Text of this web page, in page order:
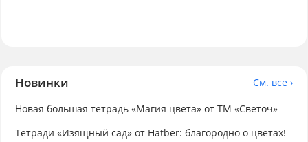
Новинки
См. все ›
Новая большая тетрадь «Магия цвета» от ТМ «Светоч»
Тетради «Изящный сад» от Hatber: благородно о цветах!